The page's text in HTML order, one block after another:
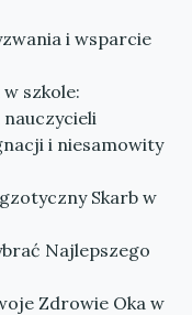
i wsparcie
szkole:
i niesamowity
Skarb w
Najlepszego
Zdrowie Oka w